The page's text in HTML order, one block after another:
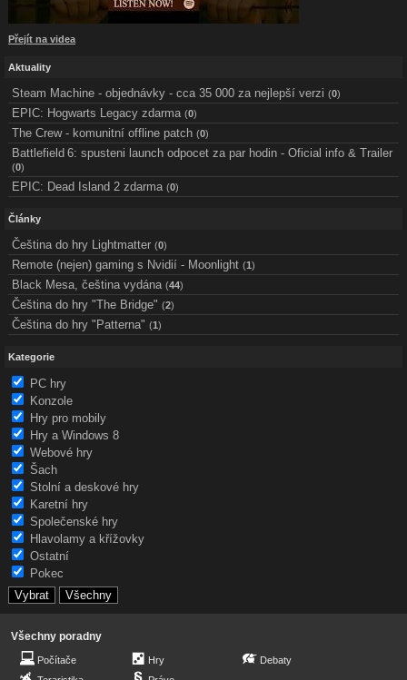
Přejít na videa
Aktuality
Steam Machine - objednávky - cca 35 000 za nejlepší verzi (0)
EPIC: Hogwarts Legacy zdarma (0)
The Crew - komunitní offline patch (0)
Battlefield 6: spusteni launch odpocet za par hodin - Oficial info & Trailer
(0)
EPIC: Dead Island 2 zdarma (0)
Články
Čeština do hry Lightmatter (0)
Remote (nejen) gaming s Nvidií - Moonlight (1)
Black Mesa, čeština vydána (44)
Čeština do hry "The Bridge" (2)
Čeština do hry "Patterna" (1)
Kategorie
PC hry
Konzole
Hry pro mobily
Hry a Windows 8
Webové hry
Šach
Stolní a deskové hry
Karetní hry
Společenské hry
Hlavolamy a křížovky
Ostatní
Pokec
Všechny poradny
Počítače
Hry
Debaty